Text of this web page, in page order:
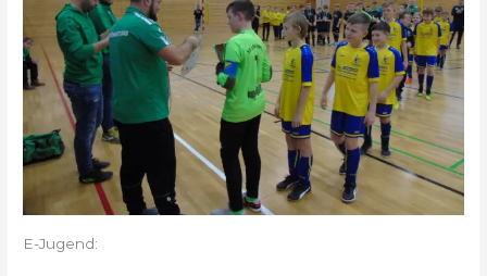
E-Jugend: